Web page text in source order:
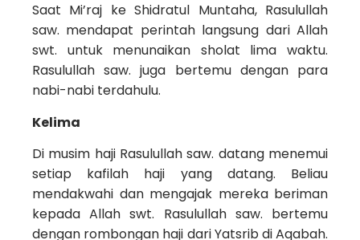
Saat Mi’raj ke Shidratul Muntaha, Rasulullah
saw. mendapat perintah langsung dari Allah
swt. untuk menunaikan sholat lima waktu.
Rasulullah saw. juga bertemu dengan para
nabi-nabi terdahulu.
Kelima
Di musim haji Rasulullah saw. datang menemui
setiap kafilah haji yang datang. Beliau
mendakwahi dan mengajak mereka beriman
kepada Allah swt. Rasulullah saw. bertemu
dengan rombongan haji dari Yatsrib di Aqabah.